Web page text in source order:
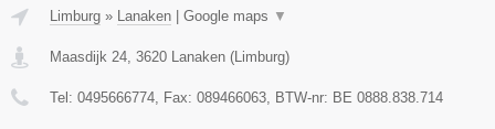
Limburg » Lanaken Google maps ▼
Maasdijk 24, 3620 Lanaken (Limburg)
Tel: 0495666774, Fax: 089466063, BTW-nr: BE 0888.838.714